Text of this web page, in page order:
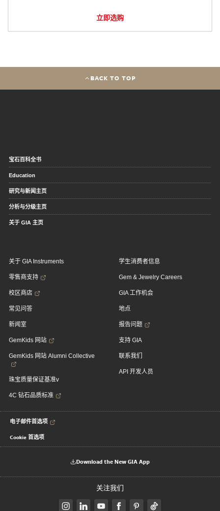
立即选购
BACK TO TOP
宝石百科全书
Education
研究与新闻主页
分析与分级主页
关于 GIA 主页
关于 GIA Instruments
零售商支持
校区商店
常见问答
新闻室
GemKids 网站
GemKids 网站 Alumni Collective
珠宝质量保证基准v
4C 钻石品质标准
学生消费者信息
Gem & Jewelry Careers
GIA 工作机会
地点
报告问题
支持 GIA
联系我们
API 开发人员
电子邮件首选项
Cookie 首选项
Download the New GIA App
关注我们